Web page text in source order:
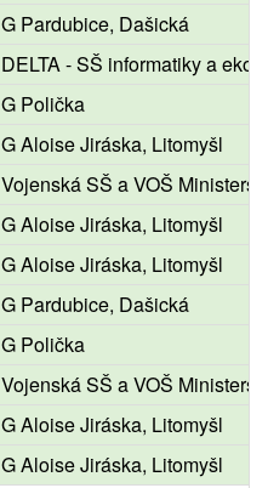
G Pardubice, Dašická
DELTA - SŠ informatiky a
G Polička
G Aloise Jiráska, Litomyšl
Vojenská SŠ a VOŠ
G Aloise Jiráska, Litomyšl
G Aloise Jiráska, Litomyšl
G Pardubice, Dašická
G Polička
Vojenská SŠ a VOŠ
G Aloise Jiráska, Litomyšl
G Aloise Jiráska, Litomyšl